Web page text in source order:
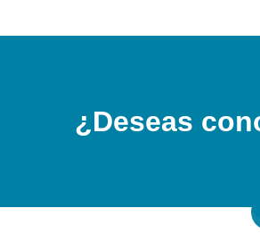
¿Deseas